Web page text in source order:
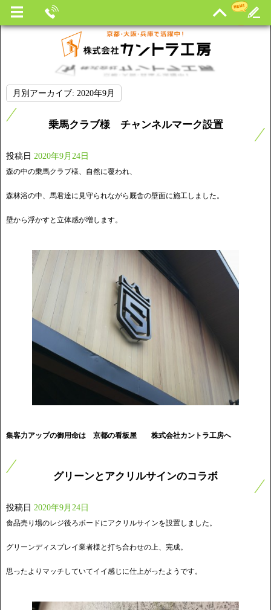
月別アーカイブ: 2020年9月
乗馬クラブ様 チャンネルマーク設置
投稿日 2020年9月24日
森の中の乗馬クラブ様、自然に覆われ、
森林浴の中、馬君達に見守られながら厩舎の壁面に施工しました。
壁から浮かすと立体感が増します。
集客力アップの御用命は 京都の看板屋 株式会社カントラ工房へ
グリーンとアクリルサインのコラボ
投稿日 2020年9月24日
食品売り場のレジ後ろボードにアクリルサインを設置しました。
グリーンディスプレイ業者様と打ち合わせの上、完成。
思ったよりマッチしていてイイ感じに仕上がったようです。